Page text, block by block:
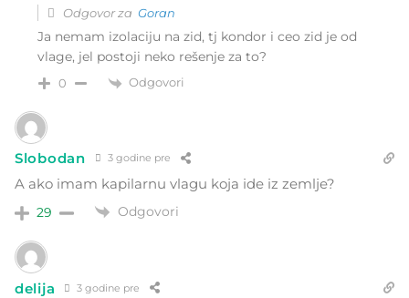
Odgovor za Goran
Ja nemam izolaciju na zid, tj kondor i ceo zid je od
vlage, jel postoji neko rešenje za to?
0 Odgovori
Slobodan 3 godine pre
A ako imam kapilarnu vlagu koja ide iz zemlje?
29 Odgovori
delija 3 godine pre